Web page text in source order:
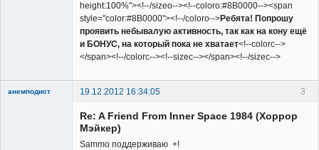
height:100%"><!--/sizeo--><!--coloro:#8B0000--><span
style="color:#8B0000"><!--/coloro-->Ребята! Попрошу
проявить небывалую активность, так как на кону ещё
и БОНУС, на который пока не хватает<!--colorc-->
</span><!--/colorc--><!--sizec--></span><!--/sizec-->
3
анемподист
19.12.2012 16:34:05
Re: A Friend From Inner Space 1984 (Хоррор
Мэйкер)
Sammo поддерживаю +!